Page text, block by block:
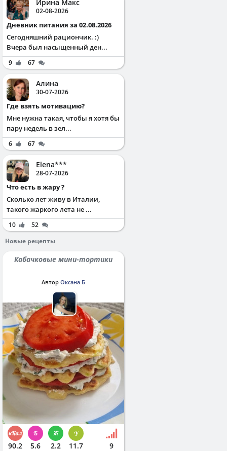
Ирина Макс
02-08-2026
Дневник питания за 02.08.2026
Сегодняшний рациончик. :)
Вчера был насыщенный ден...
9 67
Алина
30-07-2026
Где взять мотивацию?
Мне нужна такая, чтобы я хотя бы
пару недель в зел...
6 67
Elena***
28-07-2026
Что есть в жару ?
Сколько лет живу в Италии,
такого жаркого лета не ...
10
52
Новые рецепты
Кабачковые мини-тортики
Автор Оксана Б
90.2 5.6 2.2 11.7 9